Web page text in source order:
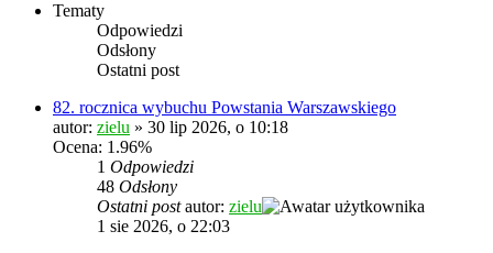
Tematy
Odpowiedzi
Odsłony
Ostatni post
82. rocznica wybuchu Powstania Warszawskiego
autor: zielu » 30 lip 2026, o 10:18
Ocena: 1.96%
1 Odpowiedzi
48 Odsłony
Ostatni postautor: zielu
1 sie 2026, o 22:03